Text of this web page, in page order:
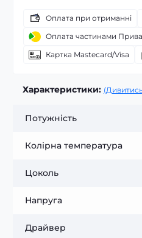
Оплата при отриманні
Оплата частинами
Картка Mastecard/Visa
Характеристики:
Потужність
Колірна температура
Цоколь
Напруга
Драйвер